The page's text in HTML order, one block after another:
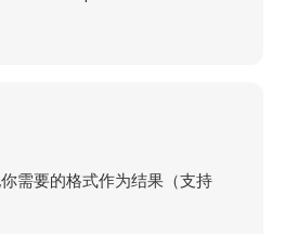
需要的格式作为结果（支持